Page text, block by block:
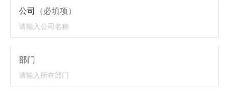
公司 （必填项）
部门